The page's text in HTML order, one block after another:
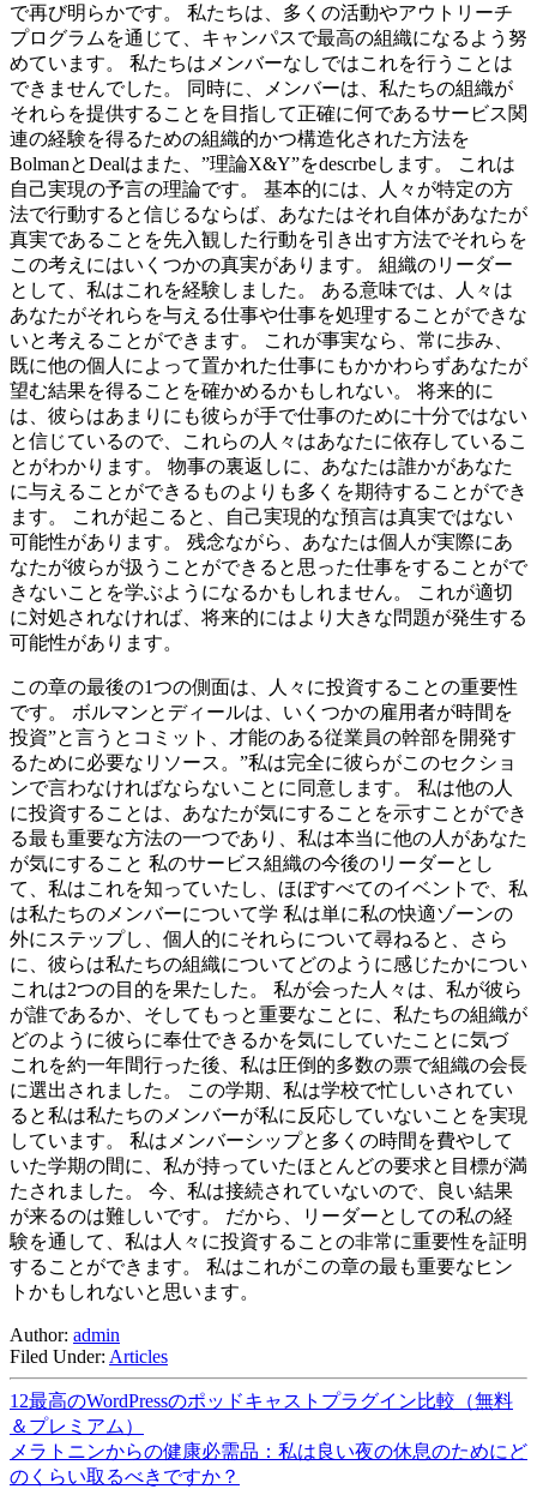
で再び明らかです。 私たちは、多くの活動やアウトリーチ
プログラムを通じて、キャンパスで最高の組織になるよう努
めています。 私たちはメンバーなしではこれを行うことは
できませんでした。 同時に、メンバーは、私たちの組織が
それらを提供することを目指して正確に何であるサービス関
連の経験を得るための組織的かつ構造化された方法を
BolmanとDealはまた、”理論X&Y”をdescrbeします。 これは
自己実現の予言の理論です。 基本的には、人々が特定の方
法で行動すると信じるならば、あなたはそれ自体があなたが
真実であることを先入観した行動を引き出す方法でそれらを
この考えにはいくつかの真実があります。 組織のリーダー
として、私はこれを経験しました。 ある意味では、人々は
あなたがそれらを与える仕事や仕事を処理することができな
いと考えることができます。 これが事実なら、常に歩み、
既に他の個人によって置かれた仕事にもかかわらずあなたが
望む結果を得ることを確かめるかもしれない。 将来的に
は、彼らはあまりにも彼らが手で仕事のために十分ではない
と信じているので、これらの人々はあなたに依存しているこ
とがわかります。 物事の裏返しに、あなたは誰かがあなた
に与えることができるものよりも多くを期待することができ
ます。 これが起こると、自己実現的な預言は真実ではない
可能性があります。 残念ながら、あなたは個人が実際にあ
なたが彼らが扱うことができると思った仕事をすることがで
きないことを学ぶようになるかもしれません。 これが適切
に対処されなければ、将来的にはより大きな問題が発生する
可能性があります。
この章の最後の1つの側面は、人々に投資することの重要性
です。 ボルマンとディールは、いくつかの雇用者が時間を
投資”と言うとコミット、才能のある従業員の幹部を開発す
るために必要なリソース。”私は完全に彼らがこのセクショ
ンで言わなければならないことに同意します。 私は他の人
に投資することは、あなたが気にすることを示すことができ
る最も重要な方法の一つであり、私は本当に他の人があなた
が気にすること 私のサービス組織の今後のリーダーとし
て、私はこれを知っていたし、ほぼすべてのイベントで、私
は私たちのメンバーについて学 私は単に私の快適ゾーンの
外にステップし、個人的にそれらについて尋ねると、さら
に、彼らは私たちの組織についてどのように感じたかについ
これは2つの目的を果たした。 私が会った人々は、私が彼ら
が誰であるか、そしてもっと重要なことに、私たちの組織が
どのように彼らに奉仕できるかを気にしていたことに気づ
これを約一年間行った後、私は圧倒的多数の票で組織の会長
に選出されました。 この学期、私は学校で忙しいされてい
ると私は私たちのメンバーが私に反応していないことを実現
しています。 私はメンバーシップと多くの時間を費やして
いた学期の間に、私が持っていたほとんどの要求と目標が満
たされました。 今、私は接続されていないので、良い結果
が来るのは難しいです。 だから、リーダーとしての私の経
験を通して、私は人々に投資することの非常に重要性を証明
することができます。 私はこれがこの章の最も重要なヒン
トかもしれないと思います。
Author: admin
Filed Under: Articles
12最高のWordPressのポッドキャストプラグイン比較（無料
＆プレミアム）
メラトニンからの健康必需品：私は良い夜の休息のためにど
のくらい取るべきですか？